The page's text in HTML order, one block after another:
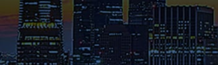
これまでに様々なメディアで紹
介された在学生や修了生の声、
さらには教員のメッセージ等を
ご覧ください。
募集要項